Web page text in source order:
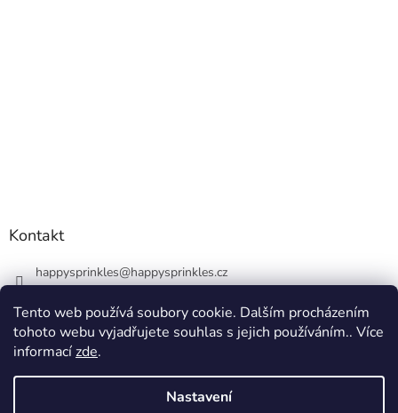
Tento web používá soubory cookie. Dalším procházením
tohoto webu vyjadřujete souhlas s jejich používáním.. Více
informacízde.
Nastavení
Kontakt
happysprinkles@happysprinkles.cz
Vytvořil Shoptet